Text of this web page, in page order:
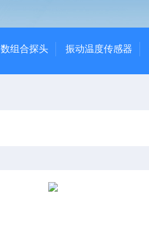
组合探头 振动温度传感器